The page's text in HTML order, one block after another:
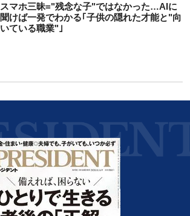
スマホ三昧="残念な子"ではなかった…AIに
聞けば一発でわかる｢子供の隠れた才能と"向
いている職業"｣